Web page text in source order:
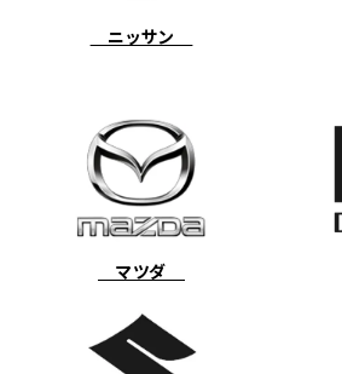
ニッサン
マツダ